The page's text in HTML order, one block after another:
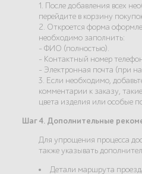
1. После добавления всех
перейдите в корзину
2. Откроется форма
необходимо заполнить:
- ФИО (полностью).
- Контактный номер
- Электронная почта (при
3. Если необходимо,
комментарии к заказу,
цвета изделия или особые
Шаг 4. Дополнительные
Для упрощения процесса
также указывать
Детали маршрута